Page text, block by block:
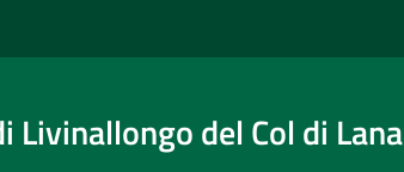
Livinallongo del Col di Lana